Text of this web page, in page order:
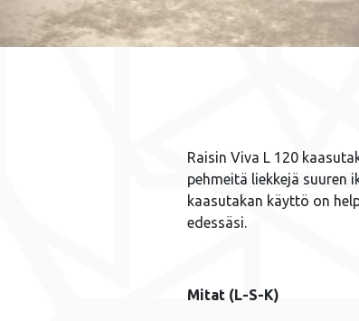
Raisin Viva L 120
pehmeitä liekkejä suuren
kaasutakan käyttö on
edessäsi.
Mitat (L-S-K)